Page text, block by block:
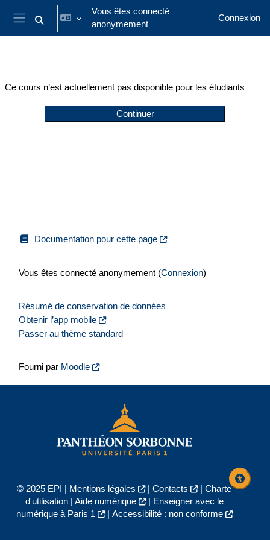
Passer au contenu principal
Panneau latéral
Activer/désactiver la saisie de recherche
Vous êtes connecté
anonymement
Connexion
Ce cours n’est actuellement pas disponible pour les étudiants
Continuer
Documentation pour cette page
Vous êtes connecté anonymement (Connexion)
Résumé de conservation de données
Obtenir l’app mobile
Passer au thème standard
Fourni par Moodle
© 2025 EPI | Mentions légales | Contacts | Charte
d'utilisation| Aide numérique |
Enseigner avec le
numérique à Paris 1
| Accessibilité : non conforme